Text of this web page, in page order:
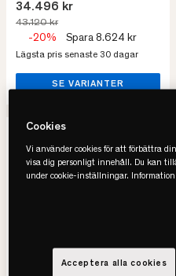
34.496 kr
43.120 kr
-20% Spara 8.624 kr
Lägsta pris senaste 30 dagar
SE VARIANTER
Cookies
Vi använder cookies för att förbättra
visa dig personligt innehåll. Du kan
under cookie-inställningar. Information
Acceptera alla cookies